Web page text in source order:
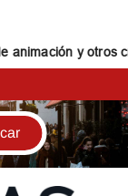
y otros